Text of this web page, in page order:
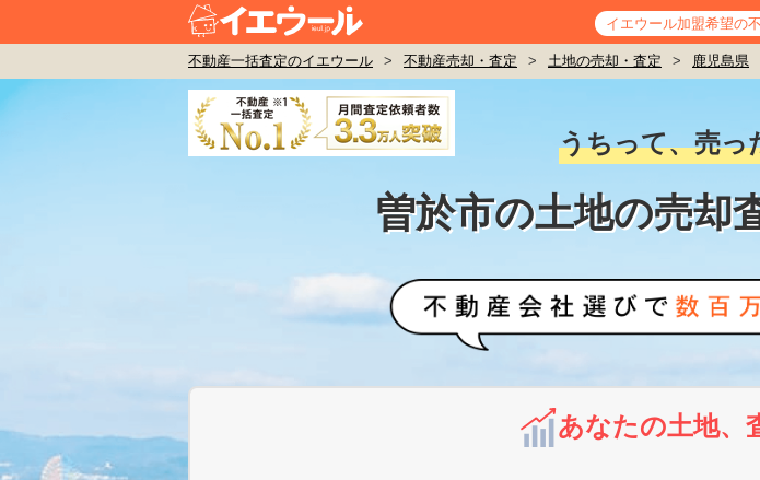
イエウール加盟希望の
不動産一括査定のイエウール > 不動産売却・査定 > 土地の売却・査定 > 鹿児島県
うちって、売っ
曽於市の土地の売却
あなたの土地、